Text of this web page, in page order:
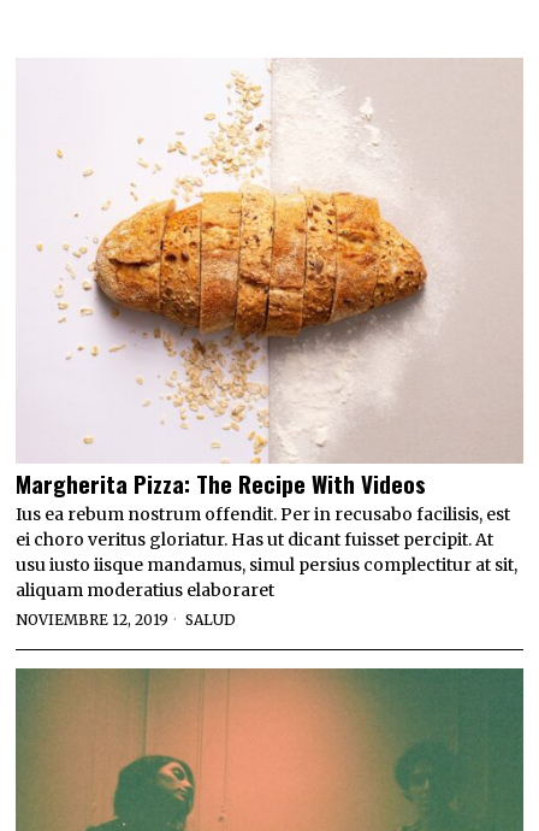
Margherita Pizza: The Recipe With Videos
Ius ea rebum nostrum offendit. Per in recusabo facilisis, est
ei choro veritus gloriatur. Has ut dicant fuisset percipit. At
usu iusto iisque mandamus, simul persius complectitur at sit,
aliquam moderatius elaboraret
NOVIEMBRE 12, 2019 SALUD